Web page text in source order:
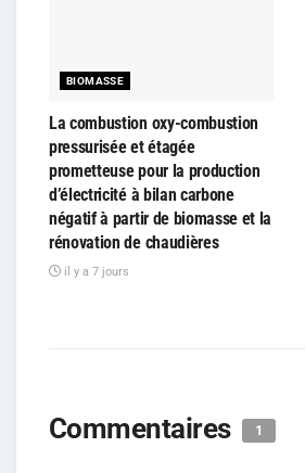
BIOMASSE
La combustion oxy-combustion
pressurisée et étagée
prometteuse pour la production
d’électricité à bilan carbone
négatif à partir de biomasse et la
rénovation de chaudières
il y a 7 jours
Commentaires 1